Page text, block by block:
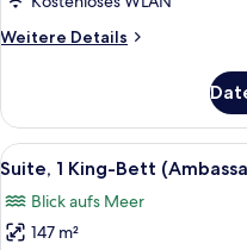
Weitere Details
Weitere
Suite,
1 King-
Bett
Alle
Fotos
für
Suite,
18
Suite, 1 King-Bett
Blick aufs Meer
147 m²